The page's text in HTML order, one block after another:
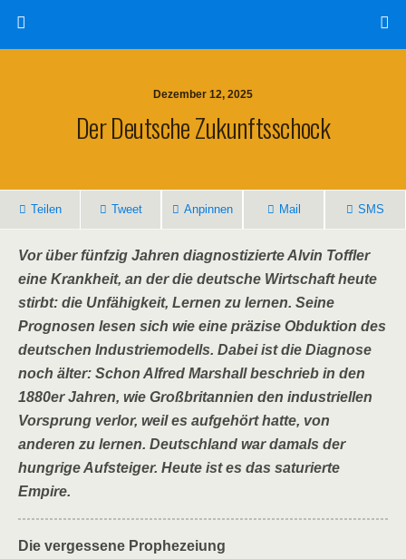
Dezember 12, 2025
Der Deutsche Zukunftsschock
Teilen Tweet Anpinnen Mail SMS
Vor über fünfzig Jahren diagnostizierte Alvin Toffler
eine Krankheit, an der die deutsche Wirtschaft heute
stirbt: die Unfähigkeit, Lernen zu lernen. Seine
Prognosen lesen sich wie eine präzise Obduktion des
deutschen Industriemodells. Dabei ist die Diagnose
noch älter: Schon Alfred Marshall beschrieb in den
1880er Jahren, wie Großbritannien den industriellen
Vorsprung verlor, weil es aufgehört hatte, von
anderen zu lernen. Deutschland war damals der
hungrige Aufsteiger. Heute ist es das saturierte
Empire.
Die vergessene Prophezeiung